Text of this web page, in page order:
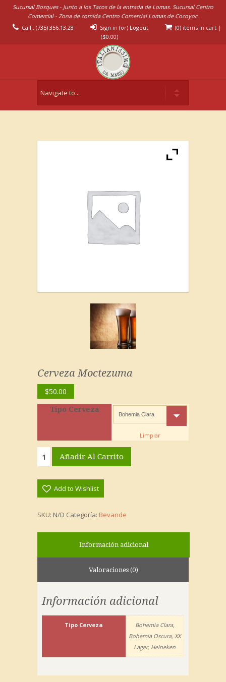
Sucursal Bosques - Junto a los Tacos de la entrada de Lomas. Sucursal Centro
Comercial - Zona de comida Centro Comercial Lomas de Cocoyoc.
Call : (735) 356.13.28
Sign in (or) Logout (0) items in cart|
($0.00)
Cerveza Moctezuma
$50.00
Tipo Cerveza
Limpiar
MoctezumaAñadir Al Carrito
Add to Wishlist
SKU: N/D Categoría: Bevande
Información adicional
Valoraciones (0)
Información adicional
Tipo Cerveza
Bohemia Clara,
Bohemia Oscura, XX
Lager, Heineken